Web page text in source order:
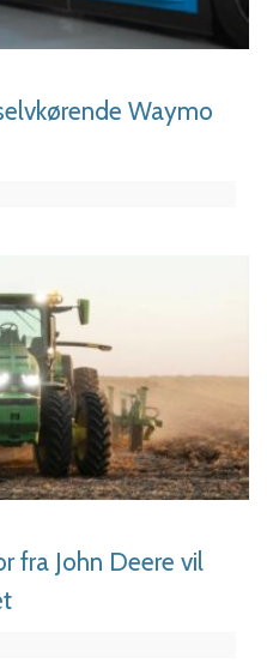
LÆS MERE
Waymo
LÆS MERE
fra John Deere vil